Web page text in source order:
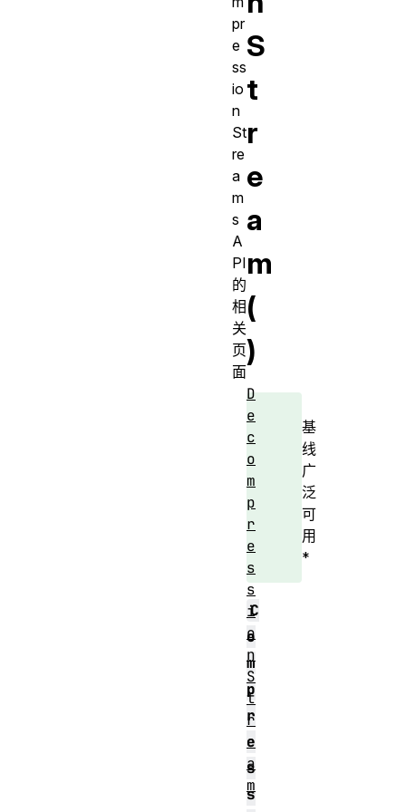
S
t
r
e
a
m
(
)
基
线
广
泛
可
用
*
C
o
m
p
r
e
s
s
pr
e
ss
io
n
St
re
a
m
s
A
PI
的
相
关
页
面
D
e
c
o
m
p
r
e
s
s
i
o
n
S
t
r
e
a
m